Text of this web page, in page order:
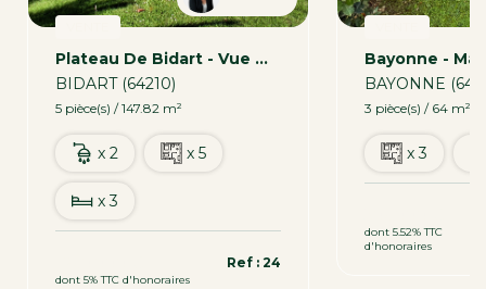
Plateau De Bidart - Vue Montagnes
BIDART (64210)
5 pièce(s) / 147.82 m²
x 2 x 5
x 3
dont 5% TTC d'honoraires
Ref : 24
BAYONNE
3 pièce(s) / 64 m²
x 3
dont 5.52% TTC
d'honoraires